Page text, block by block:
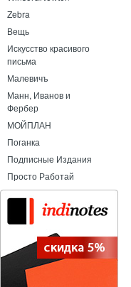
Zebra
Вещь
Искусство красивого
письма
Малевичъ
Манн, Иванов и
Фербер
МОЙПЛАН
Поганка
Подписные Издания
Просто Работай